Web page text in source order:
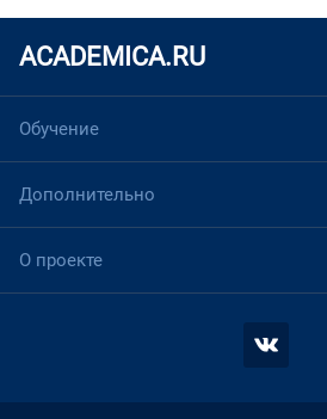
ACADEMICA.RU
Обучение
Дополнительно
О проекте